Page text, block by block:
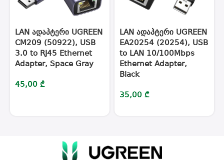
LAN ადაპტერი UGREEN
CM209 (50922), USB
3.0 to RJ45 Ethernet
Adapter, Space Gray
45,00 ₾
LAN ადაპტერი UGREEN
EA20254 (20254), USB
to LAN 10/100Mbps
Ethernet Adapter,
Black
35,00 ₾